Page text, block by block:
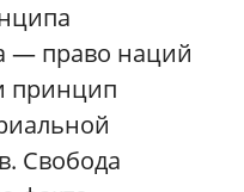
— право наций
принцип
Свобода